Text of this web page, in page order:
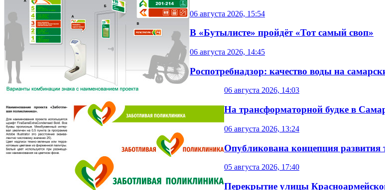
06 августа 2026, 15:54
В «Бутылисте» пройдёт «Тот самый своп»
06 августа 2026, 14:45
Роспотребнадзор: качество воды на
06 августа 2026, 14:03
На трансформаторной будке в
06 августа 2026, 13:24
Опубликована концепция
05 августа 2026, 17:40
Перекрытие улицы